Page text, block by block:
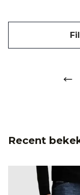
Recent